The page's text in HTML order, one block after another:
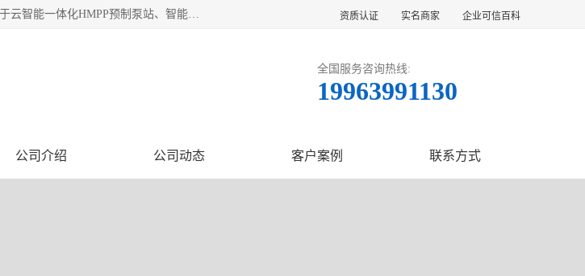
青岛铭源环保科技有限公司是一家专注于环保与智慧水务领域的先进科技企业，公司专注于云智能一体化HMPP预制泵站、智能截流井设备、调蓄池雨洪管理设备、水务循环利用、云智慧水务开发及新型环保技术研发等领域。 资质认证 实名商家 企业可信百科
全国服务咨询热线:
19963991130
公司介绍 公司动态 客户案例 联系方式